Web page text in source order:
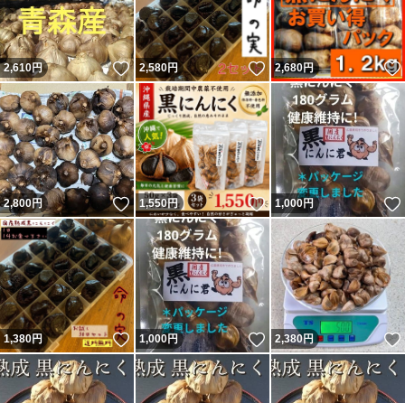
2,610円 いいね！
2,580円 いいね！
2,680円
2,800円 いいね！
1,550円 いいね！
1,000円
1,380円 いいね！
1,000円 いいね！
2,380円